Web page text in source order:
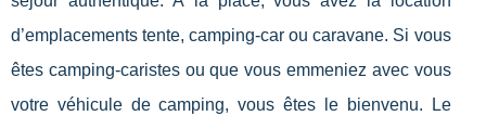
d’emplacements tente, camping-car ou caravane. Si vous
êtes camping-caristes ou que vous emmeniez avec vous
votre véhicule de camping, vous êtes le bienvenu. Le